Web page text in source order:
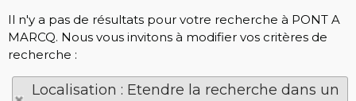
Il n'y a pas de résultats pour votre recherche à PONT A
MARCQ. Nous vous invitons à modifier vos critères de
recherche :
Localisation : Etendre la recherche dans un